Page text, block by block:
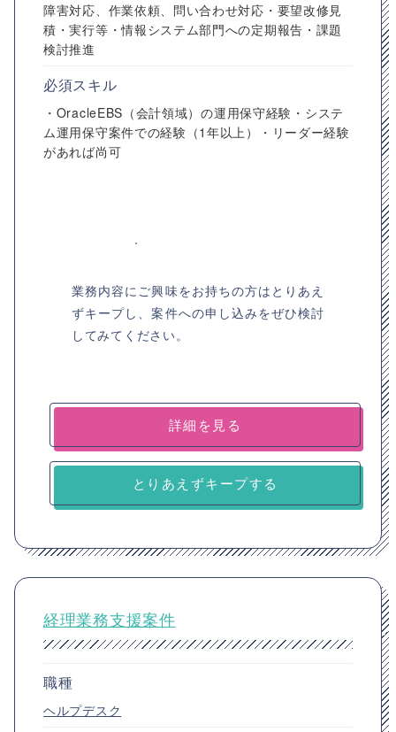
障害対応、作業依頼、問い合わせ対応・要望改修見
積・実行等・情報システム部門への定期報告・課題
検討推進
必須スキル
・OracleEBS（会計領域）の運用保守経験・システ
ム運用保守案件での経験（1年以上）・リーダー経験
があれば尚可
業務内容にご興味をお持ちの方はとりあえ
ずキープし、案件への申し込みをぜひ検討
してみてください。
詳細を見る
とりあえずキープする
経理業務支援案件
職種
ヘルプデスク